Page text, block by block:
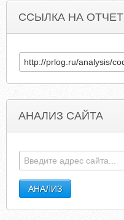
ССЫЛКА НА ОТЧЕТ
АНАЛИЗ САЙТА